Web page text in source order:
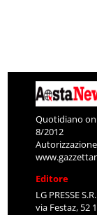
Quotidiano
8/2012
Editore
LG PRESSE
via Festaz, 52